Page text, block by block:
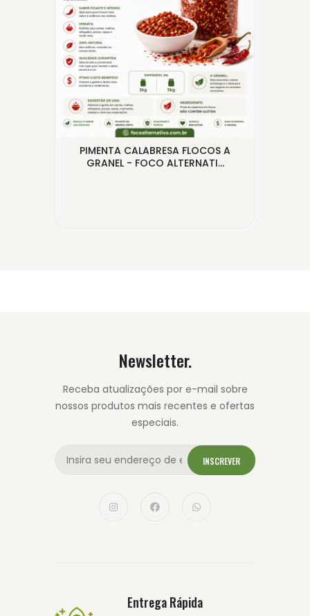
PIMENTA CALABRESA FLOCOS A
GRANEL - FOCO ALTERNATI...
Newsletter.
Receba atualizações por e-mail sobre
nossos produtos mais recentes e ofertas
especiais.
INSCREVER
Entrega Rápida